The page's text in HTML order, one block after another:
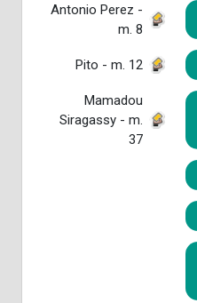
Antonio Perez -
m. 8
Pito - m. 12
Mamadou
Siragassy - m.
37